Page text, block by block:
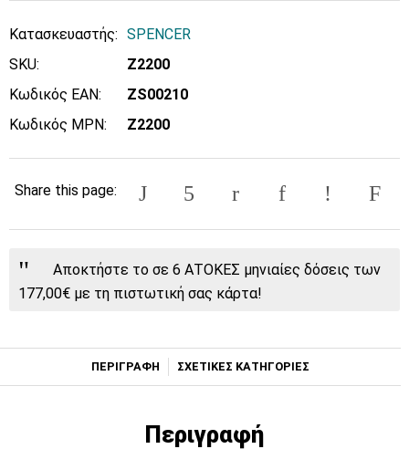
Κατασκευαστής: SPENCER
SKU:
Ζ2200
Κωδικός EAN:
ZS00210
Κωδικός MPN:
Ζ2200
Share this page:
Αποκτήστε το σε 6 ΑΤΟΚΕΣ μηνιαίες δόσεις των
177,00€ με τη πιστωτική σας κάρτα!
ΠΕΡΙΓΡΑΦΗ ΣΧΕΤΙΚΕΣ ΚΑΤΗΓΟΡΙΕΣ
Περιγραφή